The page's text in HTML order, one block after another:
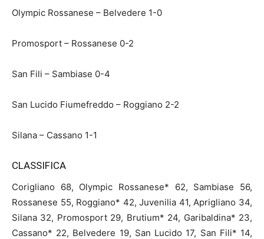
Olympic Rossanese – Belvedere 1-0
Promosport – Rossanese 0-2
San Fili – Sambiase 0-4
San Lucido Fiumefreddo – Roggiano 2-2
Silana – Cassano 1-1
CLASSIFICA
Corigliano 68, Olympic Rossanese* 62, Sambiase 56,
Rossanese 55, Roggiano* 42, Juvenilia 41, Aprigliano 34,
Silana 32, Promosport 29, Brutium* 24, Garibaldina* 23,
Cassano* 22, Belvedere 19, San Lucido 17, San Fili* 14,